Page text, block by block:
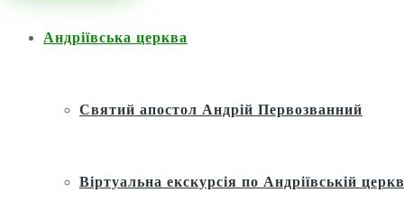
Андріївська церква
Святий апостол Андрій Первозванний
Віртуальна екскурсія по Андріївській